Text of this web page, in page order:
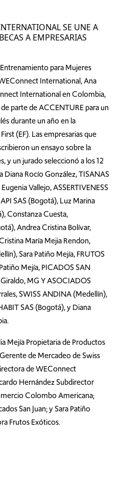
SE UNE A
A EMPRESARIAS
para Mujeres
International, Ana
International en Colombia,
parte de ACCENTURE para un
durante un año en la
(EF). Las empresarias que
un ensayo sobre la
y un jurado seleccionó a los 12
Diana Rocío González, TISANAS
Vallejo, ASSERTIVENESS
SAS (Bogotá), Luz Marina
Constanza Cuesta,
Andrea Cristina Bolívar,
María Mejia Rendon,
Sara Patiño Mejía, FRUTOS
Mejía, PICADOS SAN
MG Y ASOCIADOS
SWISS ANDINA (Medellín),
SAS (Bogotá), y Diana
Mejía Propietaria de Productos
de Mercadeo de Swiss
de WEConnect
Hernández Subdirector
Colombo Americana;
San Juan; y Sara Patiño
Frutos Exóticos.